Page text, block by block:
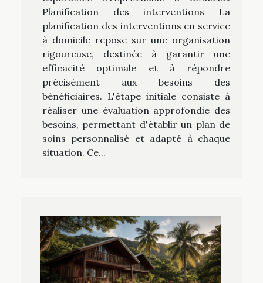
Planification des interventions La
planification des interventions en service
à domicile repose sur une organisation
rigoureuse, destinée à garantir une
efficacité optimale et à répondre
précisément aux besoins des
bénéficiaires. L'étape initiale consiste à
réaliser une évaluation approfondie des
besoins, permettant d'établir un plan de
soins personnalisé et adapté à chaque
situation. Ce...